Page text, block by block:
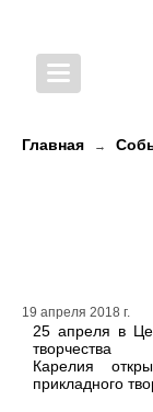
Главная →
19 апреля 2018 г.
25 апреля в
Карелия
прикладного